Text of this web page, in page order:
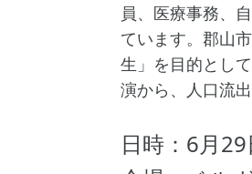
員、医療事務、
ています。郡山
生」を目的とし
演から、人口流
日時：6月